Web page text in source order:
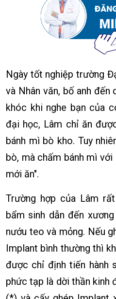
Ngày tốt nghiệp trường
và Nhân văn, bố anh
khóc khi nghe bạn của
đại học, Lâm chỉ ăn
bánh mì bò kho. Tuy
bò, mà chấm bánh mì
mới ăn".
Trường hợp của Lâm
bẩm sinh dẫn đến
nướu teo và mỏng. Nếu
Implant bình thường thì
được chỉ định tiến hành
phức tạp là dời thần kinh